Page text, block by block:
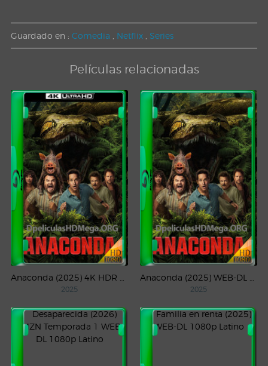
Guardado en : Comedia Netflix Series
Películas relacionadas
2025 2025